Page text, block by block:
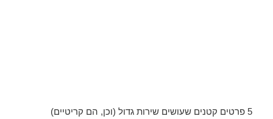
5 פרטים קטנים שעושים שירות גדול (וכן, הם קריטיים)